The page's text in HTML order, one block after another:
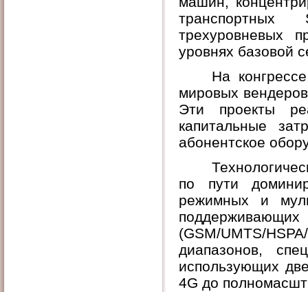
транспортных
трехуровневых
уровнях базовой
На
мировых
Эти проекты
капитальные
абонентское
по пути
режимных и
(GSM/UMTS/
диапазонов,
использующих
4G до